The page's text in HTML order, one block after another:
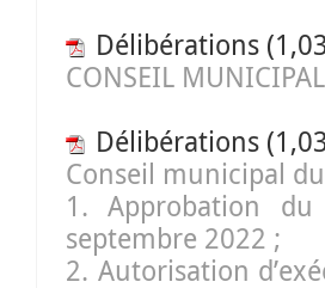
Délibérations
CONSEIL
Délibérations
Conseil municipal
1. Approbation
septembre 2022 ;
2. Autorisation